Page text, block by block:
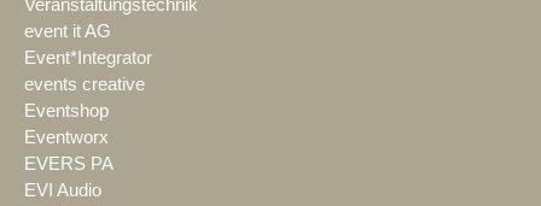
Veranstaltungstechnik
event it AG
Event*Integrator
events creative
Eventshop
Eventworx
EVERS PA
EVI Audio